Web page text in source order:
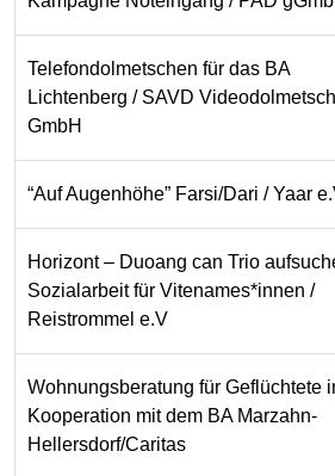
Telefondolmetschen für das BA
Lichtenberg / SAVD
GmbH
“Auf Augenhöhe” Farsi/Dari / Yaar
Horizont – Duoang can Trio
Sozialarbeit für Vitenames*innen /
Reistrommel e.V
Wohnungsberatung für Geflüchtete
Kooperation mit dem BA Marzahn-
Hellersdorf/Caritas